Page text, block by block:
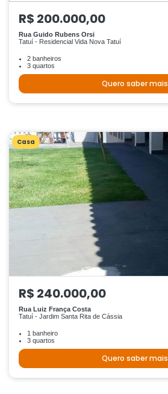
R$ 200.000,00
Rua Guido Rubens Orsi
Tatuí - Residencial Vida Nova Tatuí
2 banheiros
3 quartos
Quero saber mais
Casa
R$ 240.000,00
Rua Luiz França Costa
Tatuí - Jardim Santa Rita de Cássia
1 banheiro
3 quartos
Quero saber mais